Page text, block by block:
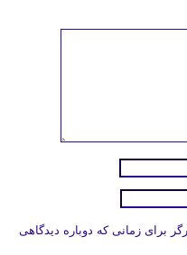
برای زمانی که دوباره دیدگاهی